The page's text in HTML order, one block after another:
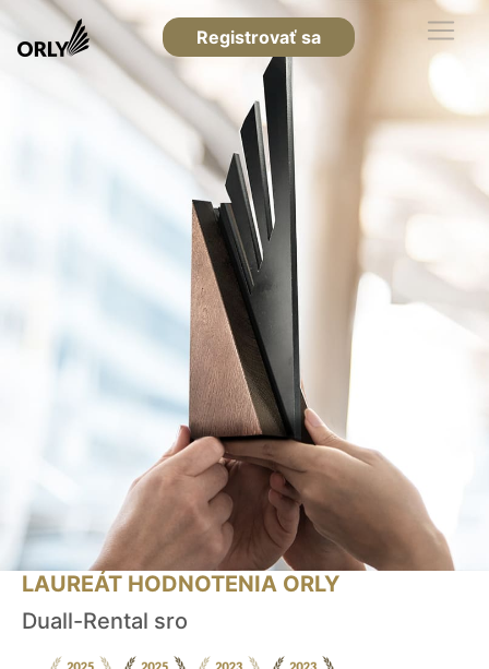
Registrovať sa
LAUREÁT HODNOTENIA ORLY
Duall-Rental sro